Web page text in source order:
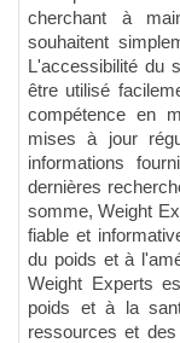
cherchant à
souhaitent
L'accessibilité du
être utilisé
compétence en
mises à jour
informations
dernières
somme, Weight
fiable et
du poids et à
Weight Experts
poids et à la
ressources et